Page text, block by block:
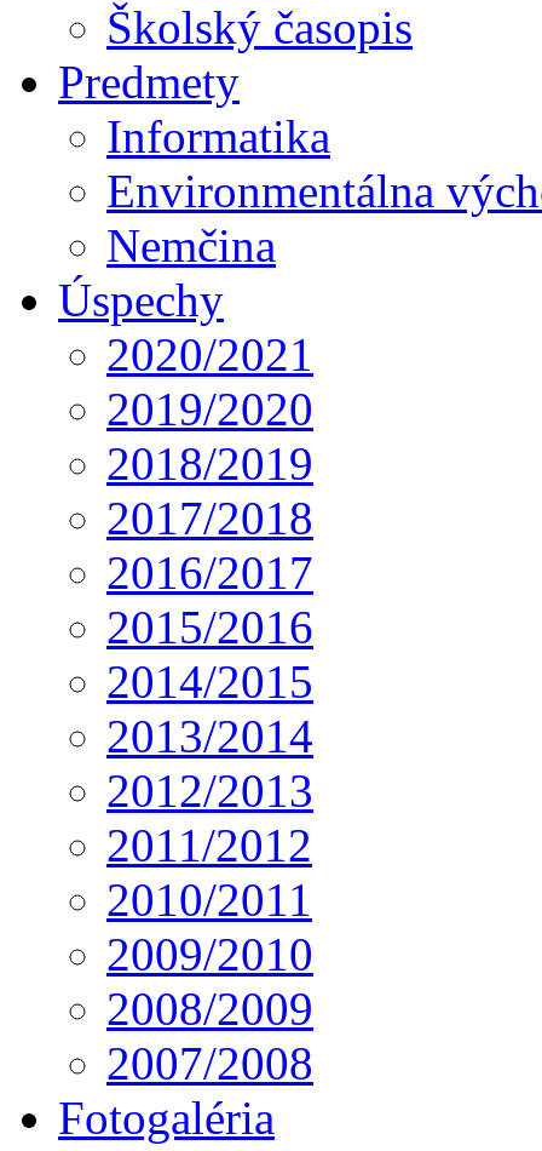
Školský časopis
Predmety
Informatika
Environmentálna
Nemčina
Úspechy
2020/2021
2019/2020
2018/2019
2017/2018
2016/2017
2015/2016
2014/2015
2013/2014
2012/2013
2011/2012
2010/2011
2009/2010
2008/2009
2007/2008
Fotogaléria